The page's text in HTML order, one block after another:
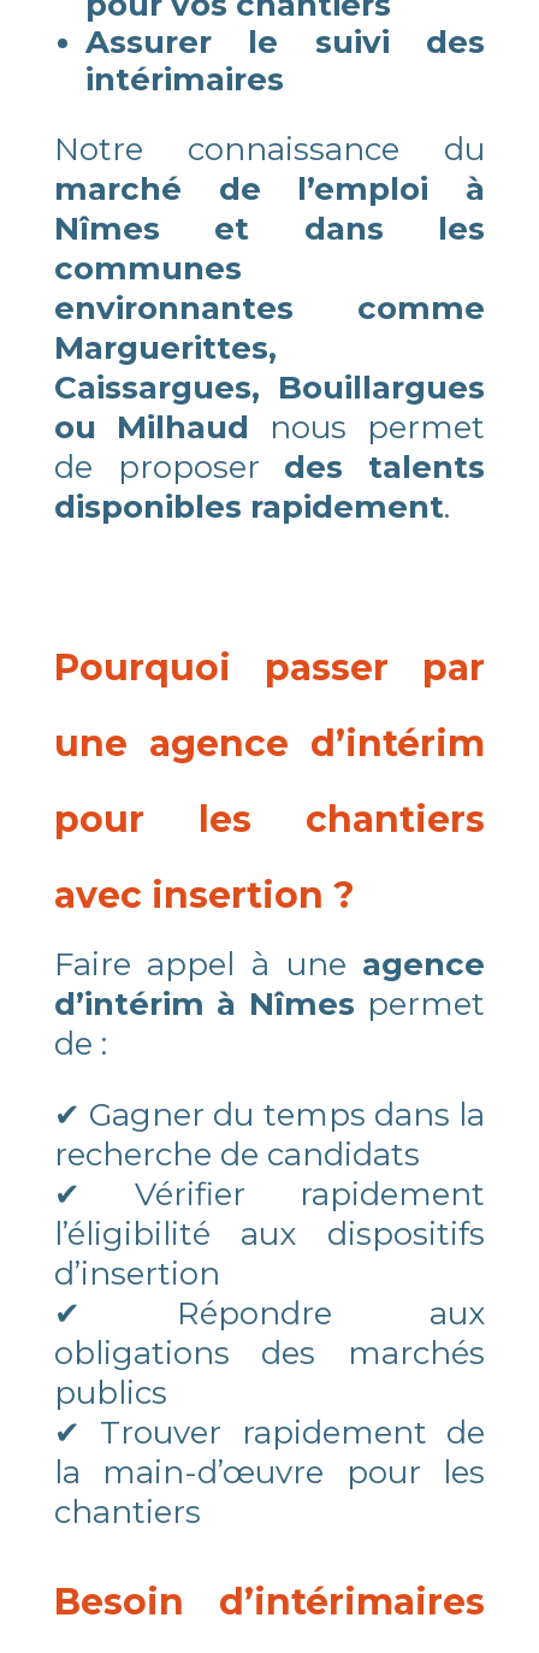
Assurer le suivi des
intérimaires
Notre connaissance du
marché de l’emploi à
Nîmes et dans les
communes
environnantes comme
Marguerittes,
Caissargues, Bouillargues
ou Milhaud nous permet
de proposer des talents
disponibles rapidement.
Pourquoi passer par
une agence d’intérim
pour les chantiers
avec insertion ?
Faire appel à une agence
d’intérim à Nîmes permet
de :
✔ Gagner du temps dans la
recherche de candidats
✔ Vérifier rapidement
l’éligibilité aux dispositifs
d’insertion
✔ Répondre aux
obligations des marchés
publics
✔ Trouver rapidement de
la main-d’œuvre pour les
chantiers
Besoin d’intérimaires